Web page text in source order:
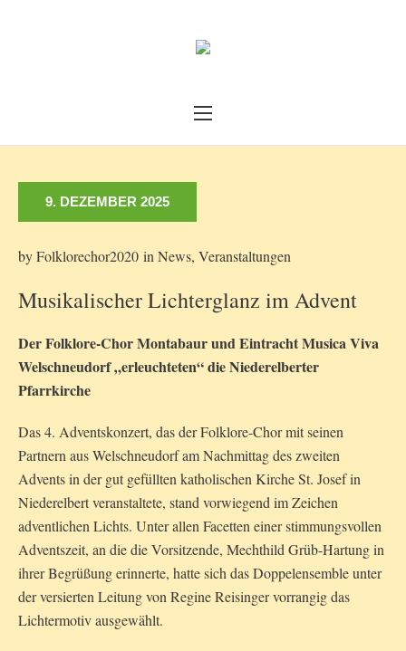
9. DEZEMBER 2025
byFolklorechor2020 in News, Veranstaltungen
Musikalischer Lichterglanz im Advent
Der Folklore-Chor Montabaur und Eintracht Musica Viva
Welschneudorf „erleuchteten“ die Niederelberter
Pfarrkirche
Das 4. Adventskonzert, das der Folklore-Chor mit seinen
Partnern aus Welschneudorf am Nachmittag des zweiten
Advents in der gut gefüllten katholischen Kirche St. Josef in
Niederelbert veranstaltete, stand vorwiegend im Zeichen
adventlichen Lichts. Unter allen Facetten einer stimmungsvollen
Adventszeit, an die die Vorsitzende, Mechthild Grüb-Hartung in
ihrer Begrüßung erinnerte, hatte sich das Doppelensemble unter
der versierten Leitung von Regine Reisinger vorrangig das
Lichtermotiv ausgewählt.